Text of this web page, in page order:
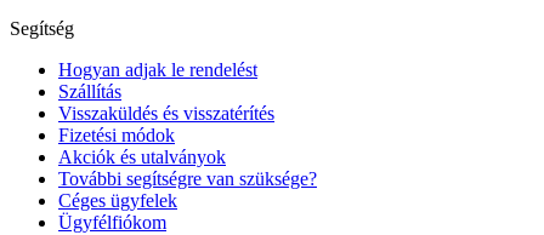
Segítség
Hogyan adjak le rendelést
Szállítás
Visszaküldés és visszatérítés
Fizetési módok
Akciók és utalványok
További segítségre van szüksége?
Céges ügyfelek
Ügyfélfiókom